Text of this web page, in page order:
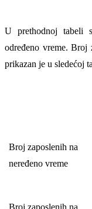
U prethodnoj tabeli
određeno vreme. Broj
prikazan je u sledećoj
Broj zaposlenih na
neređeno vreme
Broj zaposlenih na